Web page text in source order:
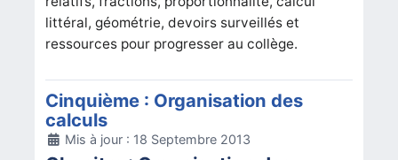
littéral, géométrie, devoirs surveillés et
ressources pour progresser au collège.
Cinquième : Organisation des
calculs
DétailsMis à jour : 18 Septembre 2013